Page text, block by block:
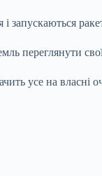
переглянути
усе на